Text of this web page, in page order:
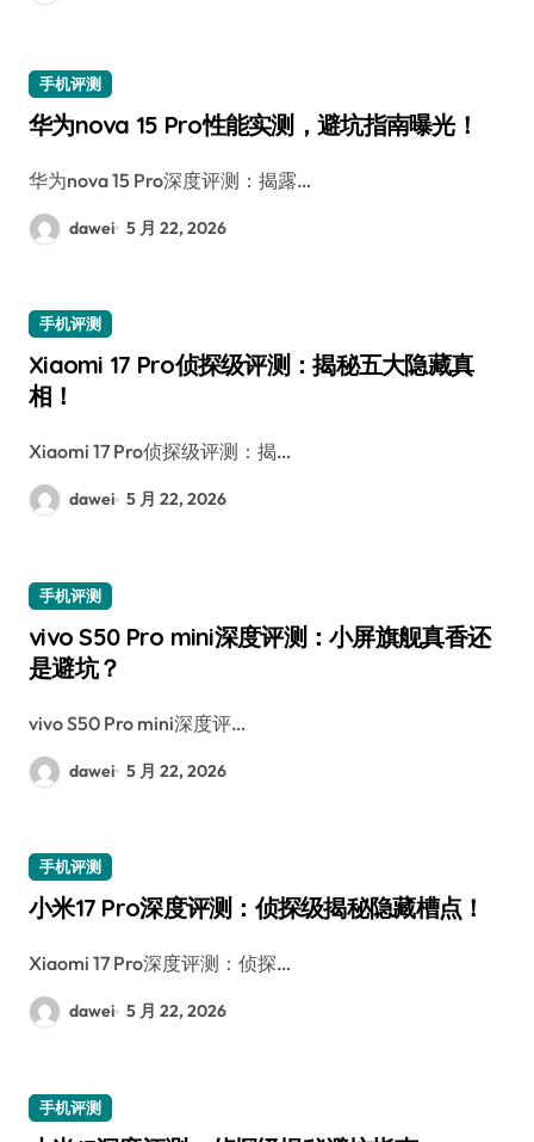
手机评测
华为nova 15 Pro性能实测，避坑指南曝光！
华为nova 15 Pro深度评测：揭露…
dawei 5 月 22, 2026
手机评测
Xiaomi 17 Pro侦探级评测：揭秘五大隐藏真
相！
Xiaomi 17 Pro侦探级评测：揭…
dawei 5 月 22, 2026
手机评测
vivo S50 Pro mini深度评测：小屏旗舰真香还
是避坑？
vivo S50 Pro mini深度评…
dawei 5 月 22, 2026
手机评测
小米17 Pro深度评测：侦探级揭秘隐藏槽点！
Xiaomi 17 Pro深度评测：侦探…
dawei 5 月 22, 2026
手机评测